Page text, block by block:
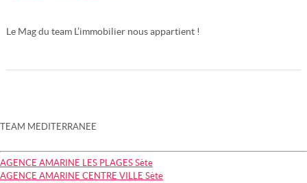
Le Mag du team L’immobilier nous appartient !
TEAM MEDITERRANEE
AGENCE AMARINE LES PLAGES Sète
AGENCE AMARINE CENTRE VILLE Sète